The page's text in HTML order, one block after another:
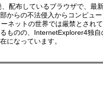
配布しているブラウザで、
からの不法侵入からコンピュ
ネットの世界では厳禁とされ
ものの、InternetExplorer4独
になっています。